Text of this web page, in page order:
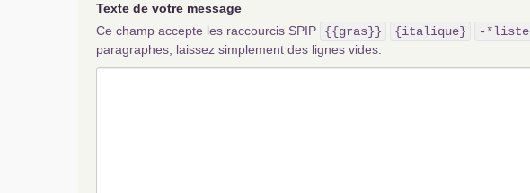
Texte de votre message
Ce champ accepte les raccourcis SPIP
{{gras}} {italique} -*liste
paragraphes, laissez simplement des lignes vides.